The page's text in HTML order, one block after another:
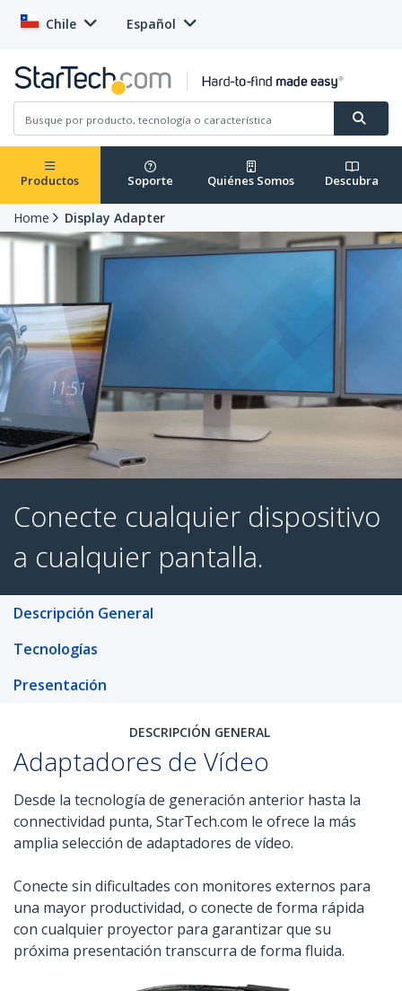
Chile Español
Productos Soporte Quiénes Somos Descubra
Home Display Adapter
Conecte cualquier
a cualquier pantalla
Descripción General
Tecnologías
Presentación
DESCRIPCIÓN GENERAL
Adaptadores de Vídeo
Desde la tecnología de generación anterior hasta la
connectividad punta, StarTech.com le ofrece la más
amplia selección de adaptadores de vídeo.
Conecte sin dificultades con monitores externos para
una mayor productividad, o conecte de forma rápida
con cualquier proyector para garantizar que su
próxima presentación transcurra de forma fluida.